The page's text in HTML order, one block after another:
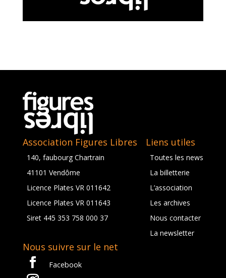
Association Figures Libres
140, faubourg Chartrain
41101 Vendôme
Licence Plates VR 011642
Licence Plates VR 011643
Siret 445 353 758 000 37
Liens utiles
Toutes les news
La billetterie
L’association
Les archives
Nous contacter
La newsletter
Nous suivre sur le net
Facebook